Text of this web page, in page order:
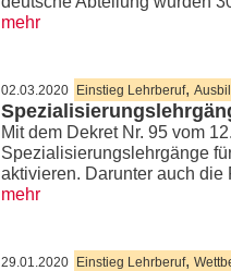
mehr
02.03.2020 Einstieg Lehrberuf,
Mit dem Dekret Nr. 95 vom
Spezialisierungslehrgänge
aktivieren. Darunter auch
mehr
29.01.2020 Einstieg Lehrberuf,